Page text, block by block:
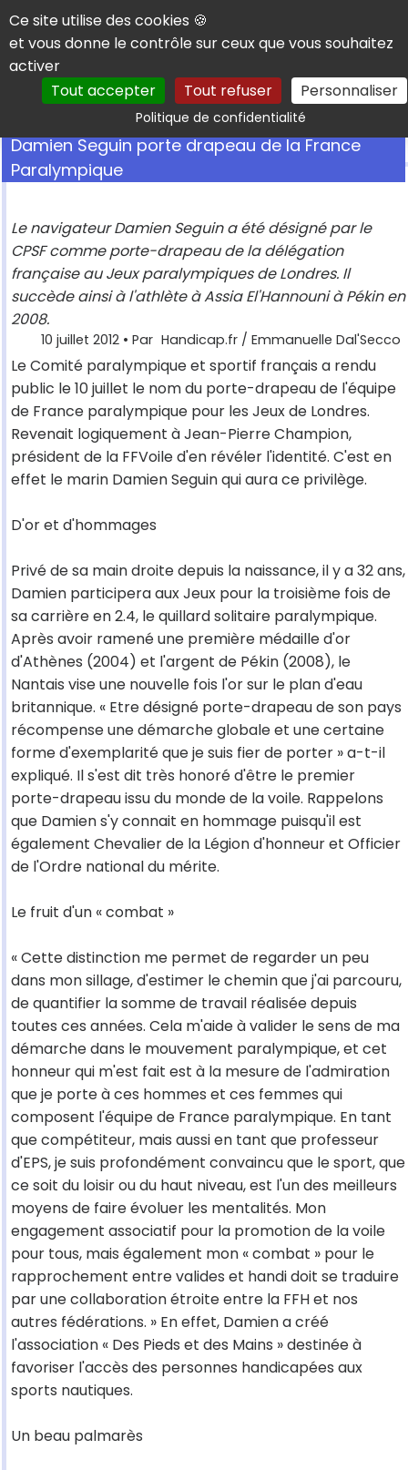
Panneau de gestion des cookies
Ce site utilise des cookies 🍪
et vous donne le contrôle sur ceux que vous souhaitez
activer
Tout accepter
Tout refuser Personnaliser
Politique de confidentialitéRechercher
Damien Seguin porte drapeau de la France
Paralympique
Le navigateur Damien Seguin a été désigné par le
CPSF comme porte-drapeau de la délégation
française au Jeux paralympiques de Londres. Il
succède ainsi à l'athlète à Assia El'Hannouni à Pékin en
2008.
10 juillet 2012 • Par Handicap.fr / Emmanuelle Dal'Secco
Le Comité paralympique et sportif français a rendu
public le 10 juillet le nom du porte-drapeau de l'équipe
de France paralympique pour les Jeux de Londres.
Revenait logiquement à Jean-Pierre Champion,
président de la FFVoile d'en révéler l'identité. C'est en
effet le marin Damien Seguin qui aura ce privilège.
D'or et d'hommages
Privé de sa main droite depuis la naissance, il y a 32 ans,
Damien participera aux Jeux pour la troisième fois de
sa carrière en 2.4, le quillard solitaire paralympique.
Après avoir ramené une première médaille d'or
d'Athènes (2004) et l'argent de Pékin (2008), le
Nantais vise une nouvelle fois l'or sur le plan d'eau
britannique. « Etre désigné porte-drapeau de son pays
récompense une démarche globale et une certaine
forme d'exemplarité que je suis fier de porter » a-t-il
expliqué. Il s'est dit très honoré d'être le premier
porte-drapeau issu du monde de la voile. Rappelons
que Damien s'y connait en hommage puisqu'il est
également Chevalier de la Légion d'honneur et Officier
de l'Ordre national du mérite.
Le fruit d'un « combat »
« Cette distinction me permet de regarder un peu
dans mon sillage, d'estimer le chemin que j'ai parcouru,
de quantifier la somme de travail réalisée depuis
toutes ces années. Cela m'aide à valider le sens de ma
démarche dans le mouvement paralympique, et cet
honneur qui m'est fait est à la mesure de l'admiration
que je porte à ces hommes et ces femmes qui
composent l'équipe de France paralympique. En tant
que compétiteur, mais aussi en tant que professeur
d'EPS, je suis profondément convaincu que le sport, que
ce soit du loisir ou du haut niveau, est l'un des meilleurs
moyens de faire évoluer les mentalités. Mon
engagement associatif pour la promotion de la voile
pour tous, mais également mon « combat » pour le
rapprochement entre valides et handi doit se traduire
par une collaboration étroite entre la FFH et nos
autres fédérations. » En effet, Damien a créé
l'association « Des Pieds et des Mains » destinée à
favoriser l'accès des personnes handicapées aux
sports nautiques.
Un beau palmarès